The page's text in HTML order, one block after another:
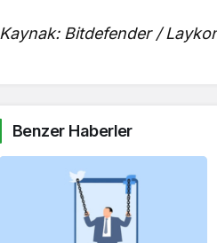
Kaynak: Bitdefender /
Benzer Haberler